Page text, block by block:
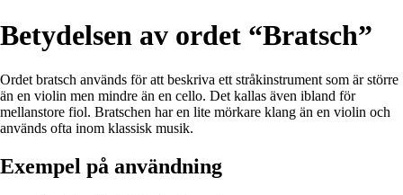
Betydelsen av ordet “Bratsch”
Ordet bratsch används för att beskriva ett stråkinstrument som är större
än en violin men mindre än en cello. Det kallas även ibland för
mellanstore fiol. Bratschen har en lite mörkare klang än en violin och
används ofta inom klassisk musik.
Exempel på användning